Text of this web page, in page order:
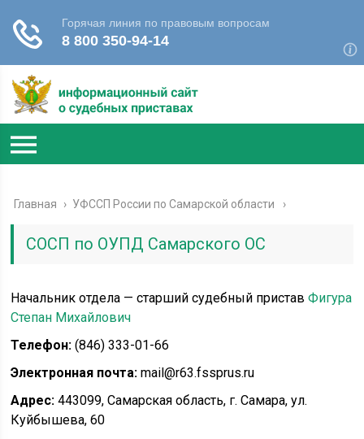
Главная › УФССП России по Самарской области
СОСП по ОУПД Самарского ОС
Начальник отдела — старший судебный приставФигура
Степан Михайлович
Телефон: (846) 333-01-66
Электронная почта: mail@r63.fssprus.ru
Адрес: 443099, Самарская область, г. Самара, ул.
Куйбышева, 60